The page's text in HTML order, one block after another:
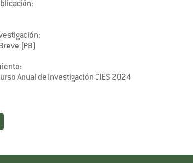
(PB)
Anual de Investigación CIES 2024